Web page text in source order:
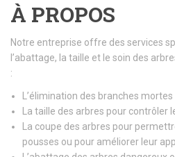
À PROPOS
Notre entreprise offre des services
l’abattage, la taille et le soin des
:
L’élimination des branches
La taille des arbres pour contrôler
La coupe des arbres pour
pousses ou pour améliorer leur